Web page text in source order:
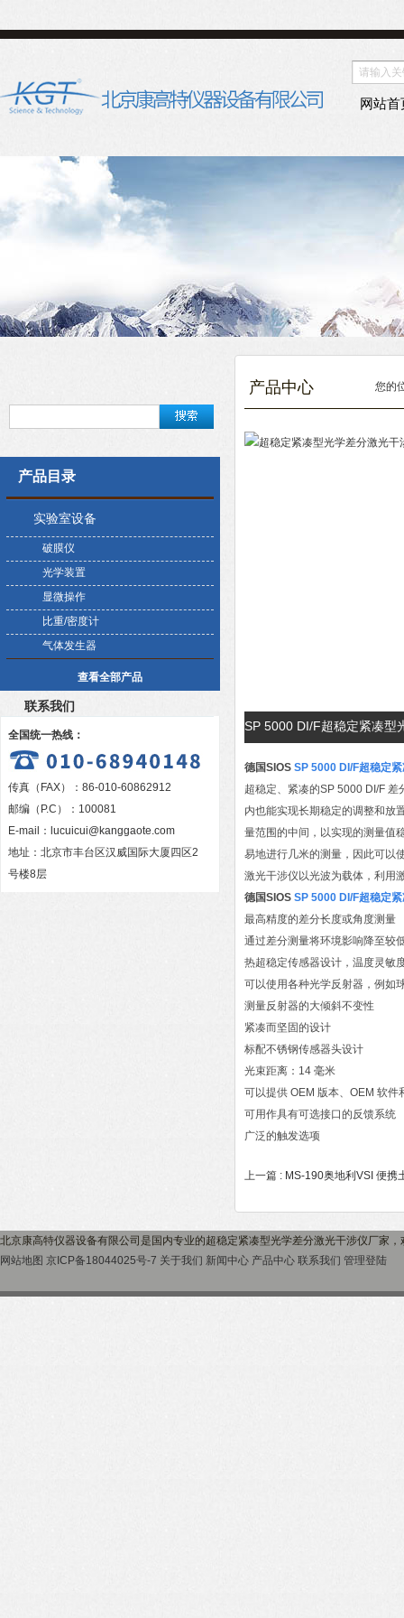
网站首
产品目录
实验室设备
破膜仪
光学装置
显微操作
比重/密度计
气体发生器
查看全部产品
联系我们
全国统一热线：
传真（FAX）：86-010-60862912
邮编（P.C）：100081
E-mail： lucuicui@kanggaote.com
地址：北京市丰台区汉威国际大厦四区2
号楼8层
产品中心 您的
SP 5000 DI/F超稳定紧凑型
德国SIOS SP 5000 DI/F超稳定
超稳定、紧凑的SP 5000 DI/F
内也能实现长期稳定的调整和放
量范围的中间，以实现的测量值
易地进行几米的测量，因此可以
激光干涉仪以光波为载体，利用
德国SIOS SP 5000 DI/F超稳定
最高精度的差分长度或角度测量
通过差分测量将环境影响降至较
热超稳定传感器设计，温度灵敏
可以使用各种光学反射器，例如
测量反射器的大倾斜不变性
紧凑而坚固的设计
标配不锈钢传感器头设计
光束距离：14 毫米
可以提供 OEM 版本、OEM 软件
可用作具有可选接口的反馈系统
广泛的触发选项
上一篇 : MS-190奥地利VSI 便携
北京康高特仪器设备有限公司是国内专业的超稳定紧凑型光学差分激光干涉仪厂家
网站地图 京ICP备18044025号-7 关于我们 新闻中心 产品中心 联系我们 管理登陆